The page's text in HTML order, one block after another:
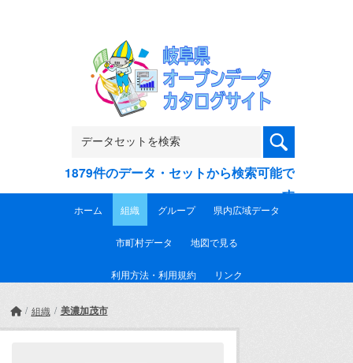
1879件のデータ・セットから検索可能で
す
ホーム 組織 グループ 県内広域データ
市町村データ 地図で見る
利用方法・利用規約 リンク
組織 美濃加茂市